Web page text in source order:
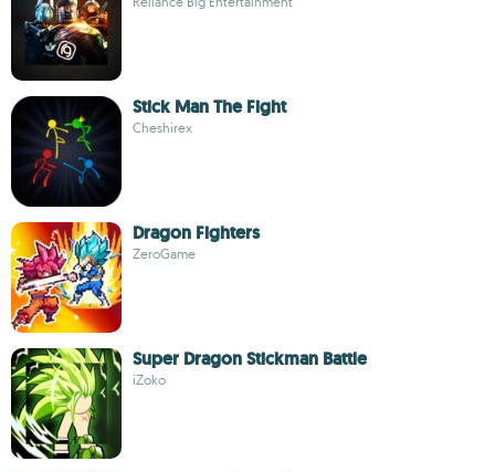
Stick Man The Fight
Cheshirex
Dragon Fighters
ZeroGame
Super Dragon Stickman Battle
iZoko